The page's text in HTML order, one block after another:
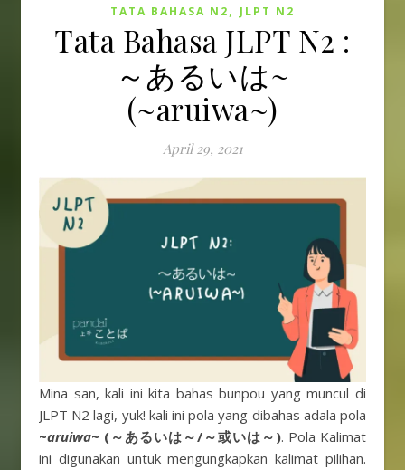
TATA BAHASA N2, JLPT N2
Tata Bahasa JLPT N2 :
～あるいは~
(~aruiwa~)
April 29, 2021
Mina san, kali ini kita bahas bunpou yang muncul di
JLPT N2 lagi, yuk! kali ini pola yang dibahas adala pola
~aruiwa~ (～あるいは～/～或いは～). Pola Kalimat
ini digunakan untuk mengungkapkan kalimat pilihan.